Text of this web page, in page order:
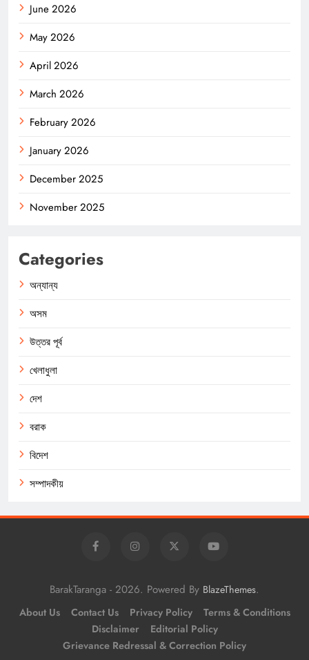
June 2026
May 2026
April 2026
March 2026
February 2026
January 2026
December 2025
November 2025
Categories
অন্যান্য
অসম
উত্তর পূর্ব
খেলাধুলা
দেশ
বরাক
বিদেশ
সম্পাদকীয়
BarakTaranga - 2026. Powered By BlazeThemes.
About Us Contact Us Privacy Policy
Terms & Conditions
Disclaimer
Editorial Policy
Grievance Redressal & Correction Policy